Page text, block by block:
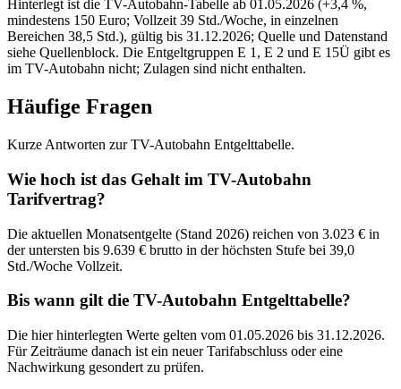
Hinterlegt ist die TV-Autobahn-Tabelle ab 01.05.2026 (+3,4 %,
mindestens 150 Euro; Vollzeit 39 Std./Woche, in einzelnen
Bereichen 38,5 Std.), gültig bis 31.12.2026; Quelle und Datenstand
siehe Quellenblock. Die Entgeltgruppen E 1, E 2 und E 15Ü gibt es
im TV-Autobahn nicht; Zulagen sind nicht enthalten.
Häufige Fragen
Kurze Antworten zur TV-Autobahn Entgelttabelle.
Wie hoch ist das Gehalt im TV-Autobahn
Tarifvertrag?
Die aktuellen Monatsentgelte (Stand 2026) reichen von 3.023 € in
der untersten bis 9.639 € brutto in der höchsten Stufe bei 39,0
Std./Woche Vollzeit.
Bis wann gilt die TV-Autobahn Entgelttabelle?
Die hier hinterlegten Werte gelten vom 01.05.2026 bis 31.12.2026.
Für Zeiträume danach ist ein neuer Tarifabschluss oder eine
Nachwirkung gesondert zu prüfen.